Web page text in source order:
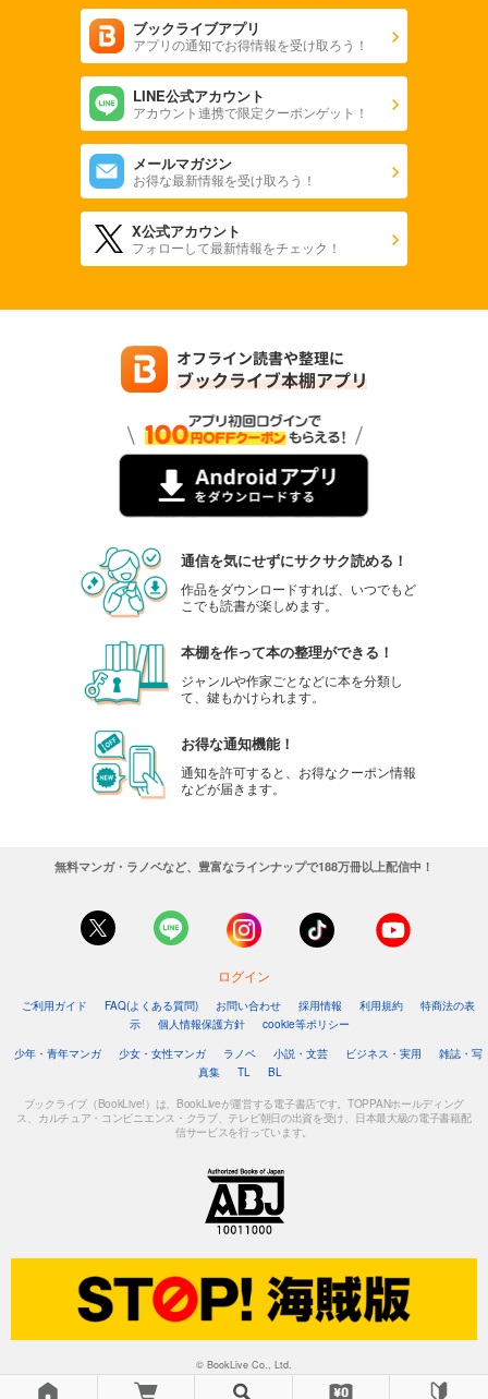
ブックライブアプリ
アプリの通知でお得情報を受け取ろう！
LINE公式アカウント
アカウント連携で限定クーポンゲット！
メールマガジン
お得な最新情報を受け取ろう！
X公式アカウント
フォローして最新情報をチェック！
通信を気にせずにサクサク読める！
作品をダウンロードすれば、いつでもど
こでも読書が楽しめます。
本棚を作って本の整理ができる！
ジャンルや作家ごとなどに本を分類し
て、鍵もかけられます。
お得な通知機能！
通知を許可すると、お得なクーポン情報
などが届きます。
無料マンガ・ラノベなど、豊富なラインナップで188万冊以上配信中！
ログイン
ご利用ガイド FAQ(よくある質問) お問い合わせ 採用情報 利用規約
特商法の表
示
個人情報保護方針
cookie等ポリシー
少年・青年マンガ
少女・女性マンガ ラノベ 小説・文芸 ビジネス・実用
雑誌・写
真集
TL BL
ブックライブ（BookLive!）は、BookLiveが運営する電子書店です。TOPPANホールディング
ス、カルチュア・コンビニエンス・クラブ、テレビ朝日の出資を受け、日本最大級の電子書籍配
信サービスを行っています。
© BookLive Co., Ltd.